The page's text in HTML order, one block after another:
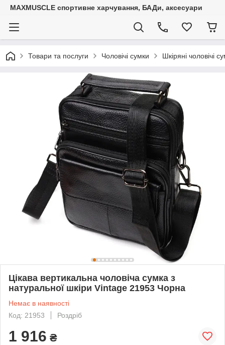
MAXMUSCLE спортивне харчування, БАДи, аксесуари
Товари та послуги Чоловічі сумки Шкіряні чоловічі
Цікава вертикальна чоловіча сумка з
натуральної шкіри Vintage 21953 Чорна
Немає в наявності
Код: 21953
Роздріб
1 916 ₴